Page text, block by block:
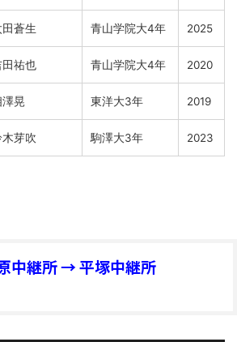
田蒼生 青山学院大4年 2025
田祐也 青山学院大4年 2020
澤晃 東洋大3年 2019
木芽吹 駒澤大3年 2023
中継所 → 平塚中継所